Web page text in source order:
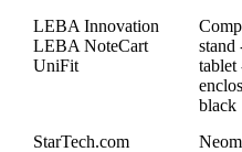
LEBA Innovation
LEBA NoteCart
UniFit
stand
tablet
black
StarTech.com